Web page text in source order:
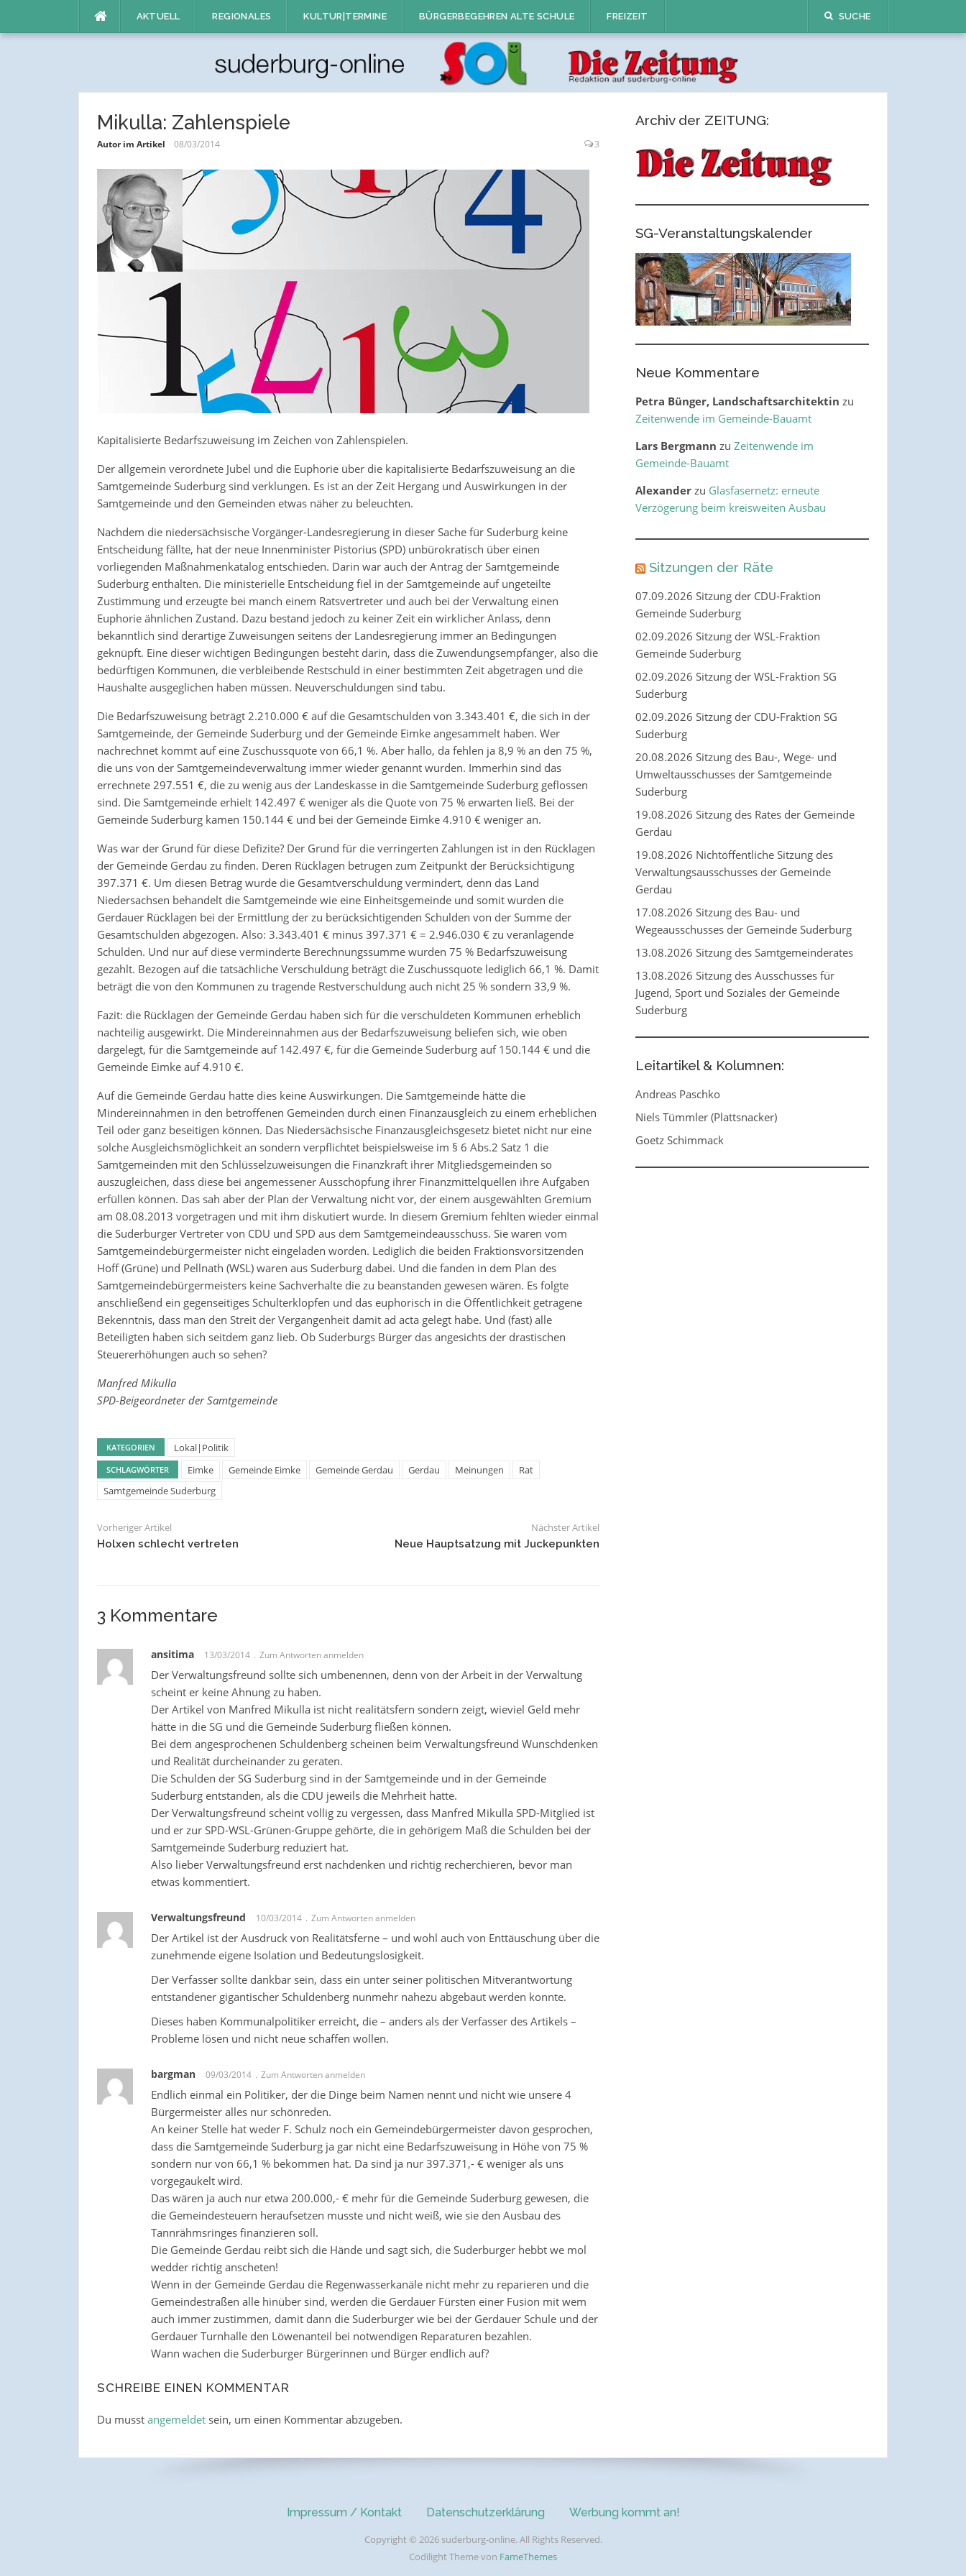
AKTUELL REGIONALES KULTUR|TERMINE BÜRGERBEGEHREN ALTE SCHULE FREIZEIT SUCHE
Mikulla: Zahlenspiele
Autor im Artikel 08/03/2014 3
Kapitalisierte Bedarfszuweisung im Zeichen von Zahlenspielen.
Der allgemein verordnete Jubel und die Euphorie über die kapitalisierte Bedarfszuweisung an die
Samtgemeinde Suderburg sind verklungen. Es ist an der Zeit Hergang und Auswirkungen in der
Samtgemeinde und den Gemeinden etwas näher zu beleuchten.
Nachdem die niedersächsische Vorgänger-Landesregierung in dieser Sache für Suderburg keine
Entscheidung fällte, hat der neue Innenminister Pistorius (SPD) unbürokratisch über einen
vorliegenden Maßnahmenkatalog entschieden. Darin war auch der Antrag der Samtgemeinde
Suderburg enthalten. Die ministerielle Entscheidung fiel in der Samtgemeinde auf ungeteilte
Zustimmung und erzeugte bei manch einem Ratsvertreter und auch bei der Verwaltung einen
Euphorie ähnlichen Zustand. Dazu bestand jedoch zu keiner Zeit ein wirklicher Anlass, denn
bekanntlich sind derartige Zuweisungen seitens der Landesregierung immer an Bedingungen
geknüpft. Eine dieser wichtigen Bedingungen besteht darin, dass die Zuwendungsempfänger, also die
bedürftigen Kommunen, die verbleibende Restschuld in einer bestimmten Zeit abgetragen und die
Haushalte ausgeglichen haben müssen. Neuverschuldungen sind tabu.
Die Bedarfszuweisung beträgt 2.210.000 € auf die Gesamtschulden von 3.343.401 €, die sich in der
Samtgemeinde, der Gemeinde Suderburg und der Gemeinde Eimke angesammelt haben. Wer
nachrechnet kommt auf eine Zuschussquote von 66,1 %. Aber hallo, da fehlen ja 8,9 % an den 75 %,
die uns von der Samtgemeindeverwaltung immer wieder genannt wurden. Immerhin sind das
errechnete 297.551 €, die zu wenig aus der Landeskasse in die Samtgemeinde Suderburg geflossen
sind. Die Samtgemeinde erhielt 142.497 € weniger als die Quote von 75 % erwarten ließ. Bei der
Gemeinde Suderburg kamen 150.144 € und bei der Gemeinde Eimke 4.910 € weniger an.
Was war der Grund für diese Defizite? Der Grund für die verringerten Zahlungen ist in den Rücklagen
der Gemeinde Gerdau zu finden. Deren Rücklagen betrugen zum Zeitpunkt der Berücksichtigung
397.371 €. Um diesen Betrag wurde die Gesamtverschuldung vermindert, denn das Land
Niedersachsen behandelt die Samtgemeinde wie eine Einheitsgemeinde und somit wurden die
Gerdauer Rücklagen bei der Ermittlung der zu berücksichtigenden Schulden von der Summe der
Gesamtschulden abgezogen. Also: 3.343.401 € minus 397.371 € = 2.946.030 € zu veranlagende
Schulden. Und nur auf diese verminderte Berechnungssumme wurden 75 % Bedarfszuweisung
gezahlt. Bezogen auf die tatsächliche Verschuldung beträgt die Zuschussquote lediglich 66,1 %. Damit
beträgt die von den Kommunen zu tragende Restverschuldung auch nicht 25 % sondern 33,9 %.
Fazit: die Rücklagen der Gemeinde Gerdau haben sich für die verschuldeten Kommunen erheblich
nachteilig ausgewirkt. Die Mindereinnahmen aus der Bedarfszuweisung beliefen sich, wie oben
dargelegt, für die Samtgemeinde auf 142.497 €, für die Gemeinde Suderburg auf 150.144 € und die
Gemeinde Eimke auf 4.910 €.
Auf die Gemeinde Gerdau hatte dies keine Auswirkungen. Die Samtgemeinde hätte die
Mindereinnahmen in den betroffenen Gemeinden durch einen Finanzausgleich zu einem erheblichen
Teil oder ganz beseitigen können. Das Niedersächsische Finanzausgleichsgesetz bietet nicht nur eine
solche Ausgleichsmöglichkeit an sondern verpflichtet beispielsweise im § 6 Abs.2 Satz 1 die
Samtgemeinden mit den Schlüsselzuweisungen die Finanzkraft ihrer Mitgliedsgemeinden so
auszugleichen, dass diese bei angemessener Ausschöpfung ihrer Finanzmittelquellen ihre Aufgaben
erfüllen können. Das sah aber der Plan der Verwaltung nicht vor, der einem ausgewählten Gremium
am 08.08.2013 vorgetragen und mit ihm diskutiert wurde. In diesem Gremium fehlten wieder einmal
die Suderburger Vertreter von CDU und SPD aus dem Samtgemeindeausschuss. Sie waren vom
Samtgemeindebürgermeister nicht eingeladen worden. Lediglich die beiden Fraktionsvorsitzenden
Hoff (Grüne) und Pellnath (WSL) waren aus Suderburg dabei. Und die fanden in dem Plan des
Samtgemeindebürgermeisters keine Sachverhalte die zu beanstanden gewesen wären. Es folgte
anschließend ein gegenseitiges Schulterklopfen und das euphorisch in die Öffentlichkeit getragene
Bekenntnis, dass man den Streit der Vergangenheit damit ad acta gelegt habe. Und (fast) alle
Beteiligten haben sich seitdem ganz lieb. Ob Suderburgs Bürger das angesichts der drastischen
Steuererhöhungen auch so sehen?
Manfred Mikulla
SPD-Beigeordneter der Samtgemeinde
KATEGORIEN Lokal|Politik
SCHLAGWÖRTER Eimke Gemeinde Eimke Gemeinde Gerdau Gerdau Meinungen
Rat
Samtgemeinde Suderburg
Vorheriger Artikel
Holxen schlecht vertreten
Nächster Artikel
Neue Hauptsatzung mit Juckepunkten
3 Kommentare
ansitima 13/03/2014 Zum Antworten anmelden
Der Verwaltungsfreund sollte sich umbenennen, denn von der Arbeit in der Verwaltung
scheint er keine Ahnung zu haben.
Der Artikel von Manfred Mikulla ist nicht realitätsfern sondern zeigt, wieviel Geld mehr
hätte in die SG und die Gemeinde Suderburg fließen können.
Bei dem angesprochenen Schuldenberg scheinen beim Verwaltungsfreund Wunschdenken
und Realität durcheinander zu geraten.
Die Schulden der SG Suderburg sind in der Samtgemeinde und in der Gemeinde
Suderburg entstanden, als die CDU jeweils die Mehrheit hatte.
Der Verwaltungsfreund scheint völlig zu vergessen, dass Manfred Mikulla SPD-Mitglied ist
und er zur SPD-WSL-Grünen-Gruppe gehörte, die in gehörigem Maß die Schulden bei der
Samtgemeinde Suderburg reduziert hat.
Also lieber Verwaltungsfreund erst nachdenken und richtig recherchieren, bevor man
etwas kommentiert.
Verwaltungsfreund 10/03/2014 Zum Antworten anmelden
Der Artikel ist der Ausdruck von Realitätsferne – und wohl auch von Enttäuschung über die
zunehmende eigene Isolation und Bedeutungslosigkeit.
Der Verfasser sollte dankbar sein, dass ein unter seiner politischen Mitverantwortung
entstandener gigantischer Schuldenberg nunmehr nahezu abgebaut werden konnte.
Dieses haben Kommunalpolitiker erreicht, die – anders als der Verfasser des Artikels –
Probleme lösen und nicht neue schaffen wollen.
bargman 09/03/2014 Zum Antworten anmelden
Endlich einmal ein Politiker, der die Dinge beim Namen nennt und nicht wie unsere 4
Bürgermeister alles nur schönreden.
An keiner Stelle hat weder F. Schulz noch ein Gemeindebürgermeister davon gesprochen,
dass die Samtgemeinde Suderburg ja gar nicht eine Bedarfszuweisung in Höhe von 75 %
sondern nur von 66,1 % bekommen hat. Da sind ja nur 397.371,- € weniger als uns
vorgegaukelt wird.
Das wären ja auch nur etwa 200.000,- € mehr für die Gemeinde Suderburg gewesen, die
die Gemeindesteuern heraufsetzen musste und nicht weiß, wie sie den Ausbau des
Tannrähmsringes finanzieren soll.
Die Gemeinde Gerdau reibt sich die Hände und sagt sich, die Suderburger hebbt we mol
wedder richtig anscheten!
Wenn in der Gemeinde Gerdau die Regenwasserkanäle nicht mehr zu reparieren und die
Gemeindestraßen alle hinüber sind, werden die Gerdauer Fürsten einer Fusion mit wem
auch immer zustimmen, damit dann die Suderburger wie bei der Gerdauer Schule und der
Gerdauer Turnhalle den Löwenanteil bei notwendigen Reparaturen bezahlen.
Wann wachen die Suderburger Bürgerinnen und Bürger endlich auf?
SCHREIBE EINEN KOMMENTAR
Du musst angemeldetsein, um einen Kommentar abzugeben.
Archiv der ZEITUNG:
SG-Veranstaltungskalender
Neue Kommentare
Petra Bünger, Landschaftsarchitektin zu
Zeitenwende im Gemeinde-Bauamt
Lars Bergmann zu Zeitenwende im
Gemeinde-Bauamt
Alexanderzu Glasfasernetz: erneute
Verzögerung beim kreisweiten Ausbau
Sitzungen der Räte
07.09.2026 Sitzung der CDU-Fraktion
Gemeinde Suderburg
02.09.2026 Sitzung der WSL-Fraktion
Gemeinde Suderburg
02.09.2026 Sitzung der WSL-Fraktion SG
Suderburg
02.09.2026 Sitzung der CDU-Fraktion SG
Suderburg
20.08.2026 Sitzung des Bau-, Wege- und
Umweltausschusses der Samtgemeinde
Suderburg
19.08.2026 Sitzung des Rates der Gemeinde
Gerdau
19.08.2026 Nichtöffentliche Sitzung des
Verwaltungsausschusses der Gemeinde
Gerdau
17.08.2026 Sitzung des Bau- und
Wegeausschusses der Gemeinde Suderburg
13.08.2026 Sitzung des Samtgemeinderates
13.08.2026 Sitzung des Ausschusses für
Jugend, Sport und Soziales der Gemeinde
Suderburg
Leitartikel & Kolumnen:
Andreas Paschko
Niels Tümmler (Plattsnacker)
Goetz Schimmack
Impressum / Kontakt Datenschutzerklärung Werbung kommt an!
Copyright © 2026 suderburg-online. All Rights Reserved.
Codilight Theme von FameThemes